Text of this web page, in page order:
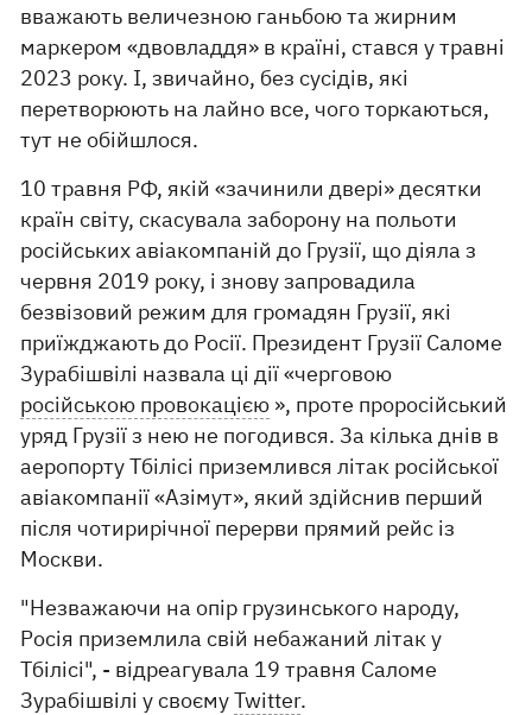
вважають величезною ганьбою та жирним
маркером «двовладдя» в країні, стався у травні
2023 року. І, звичайно, без сусідів, які
перетворюють на лайно все, чого торкаються,
тут не обійшлося.
10 травня РФ, якій «зачинили двері» десятки
країн світу, скасувала заборону на польоти
російських авіакомпаній до Грузії, що діяла з
червня 2019 року, і знову запровадила
безвізовий режим для громадян Грузії, які
приїжджають до Росії. Президент Грузії Саломе
Зурабішвілі назвала ці дії «черговою
російською провокацією », проте проросійський
уряд Грузії з нею не погодився. За кілька днів в
аеропорту Тбілісі приземлився літак російської
авіакомпанії «Азімут», який здійснив перший
після чотирирічної перерви прямий рейс із
Москви.
"Незважаючи на опір грузинського народу,
Росія приземлила свій небажаний літак у
Тбілісі", - відреагувала 19 травня Саломе
Зурабішвілі у своємуTwitter.